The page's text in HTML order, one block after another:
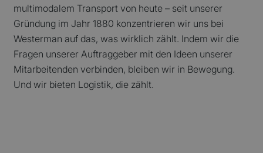
multimodalem Transport von heute – seit unserer
Gründung im Jahr 1880 konzentrieren wir uns bei
Westerman auf das, was wirklich zählt. Indem wir die
Fragen unserer Auftraggeber mit den Ideen unserer
Mitarbeitenden verbinden, bleiben wir in Bewegung.
Und wir bieten Logistik, die zählt.